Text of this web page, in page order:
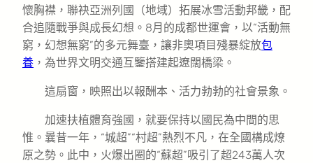
懷胸襟，聯袂亞洲列國（地域）拓展冰雪活動邦畿，配
合追隨戰爭與成長幻想。8月的成都世運會，以“活動無
窮，幻想無窮”的多元舞臺，讓非奧項目殘暴綻放包
養 ，為世界文明交通互鑒搭建起遼闊橋梁。
這扇窗，映照出以報酬本、活力勃勃的社會景象。
加速扶植體育強國，就要保持以國民為中間的思
惟。曩昔一年，“城超”“村超”熱烈不凡，在全國構成燎
原之勢。此中，火爆出圈的“蘇超”吸引了超243萬人次